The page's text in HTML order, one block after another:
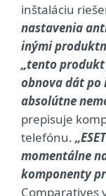
inštaláciu
nastavenia
inými
„tento
obnova dát po
absolútne
prepisuje
telefónu.
momentálne
komponenty
Comparatives